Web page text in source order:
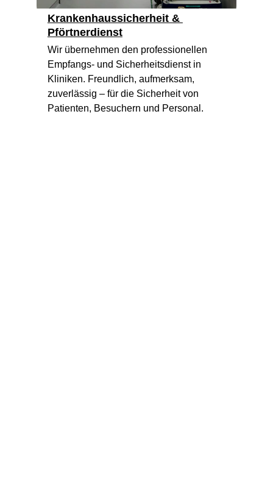
Wir übernehmen den professionellen
Empfangs- und Sicherheitsdienst in
Kliniken. Freundlich, aufmerksam,
zuverlässig – für die Sicherheit von
Patienten, Besuchern und Personal.
Krankenhaussicherheit &
Pförtnerdienst